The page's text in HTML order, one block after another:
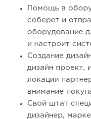
Помощь в
соберет и
оборудование
и настроит
Создание
дизайн проект,
локации
внимание
Свой штат
дизайнер,